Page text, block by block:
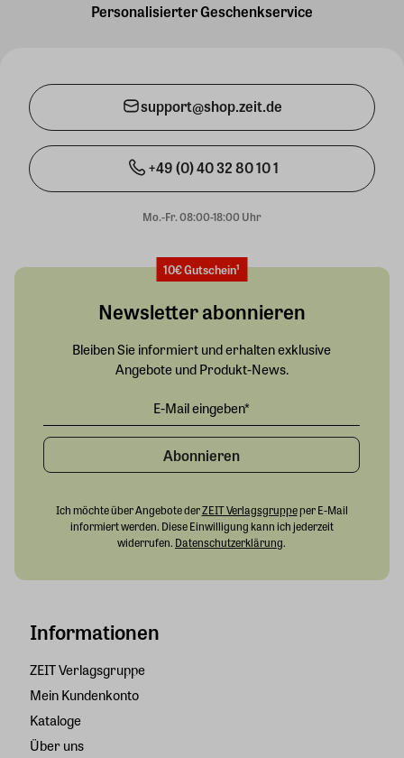
Personalisierter Geschenkservice
support@shop.zeit.de
+49 (0) 40 32 80 10 1
Mo.-Fr. 08:00-18:00 Uhr
Informationen
ZEIT Verlagsgruppe
Mein Kundenkonto
Kataloge
Über uns
10€ Gutschein¹
Newsletter abonnieren
Bleiben Sie informiert und erhalten exklusive
Angebote und Produkt-News.
Abonnieren
Ich möchte über Angebote derZEIT Verlagsgruppeper E-Mail
informiert werden. Diese Einwilligung kann ich jederzeit
widerrufen. Datenschutzerklärung.